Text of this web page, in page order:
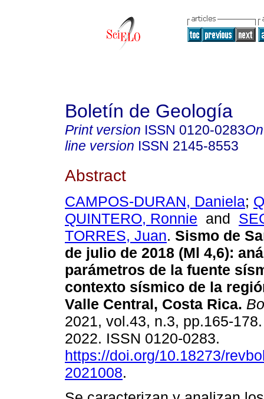
Boletín de Geología
Print version ISSN 0120-0283
line version ISSN 2145-8553
Abstract
CAMPOS-DURAN, Daniela;
QUINTERO, Ronnie and
TORRES, Juan. Sismo de
de julio de 2018 (Ml 4,6):
parámetros de la fuente
contexto sísmico de la
Valle Central, Costa Rica.
2021, vol.43, n.3, pp.165-
2022. ISSN 0120-0283.
https://doi.org/10.18273/
2021008.